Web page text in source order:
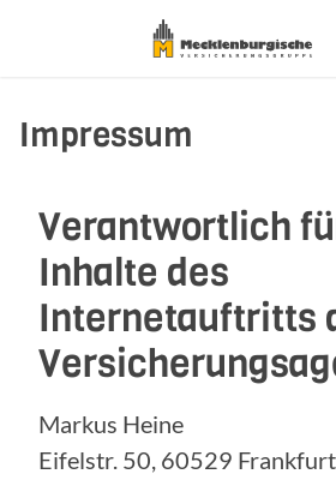
Impressum
Verantwortlich
Inhalte des
Internetauftritts
Markus Heine
Eifelstr. 50, 60529 Frankfurt